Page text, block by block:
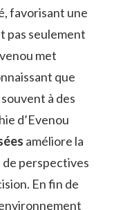
favorisant une
pas seulement
met
que
à des
d’Evenou
améliore la
perspectives
En fin de